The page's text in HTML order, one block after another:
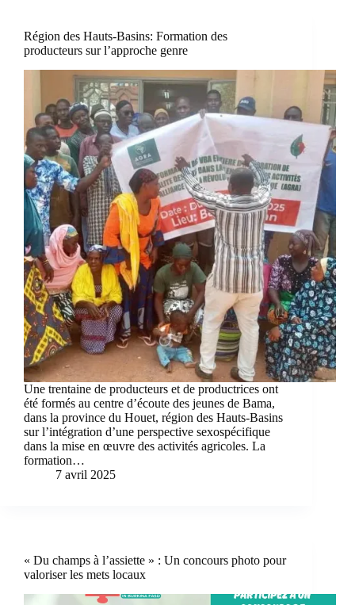
Région des Hauts-Basins: Formation des
producteurs sur l’approche genre
Une trentaine de producteurs et de productrices ont
été formés au centre d’écoute des jeunes de Bama,
dans la province du Houet, région des Hauts-Basins
sur l’intégration d’une perspective sexospécifique
dans la mise en œuvre des activités agricoles. La
formation…
7 avril 2025
« Du champs à l’assiette » : Un concours photo pour
valoriser les mets locaux